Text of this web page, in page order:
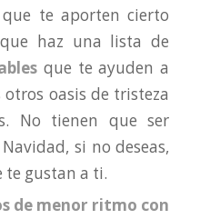
te aporten cierto
haz una lista de
que te ayuden a
oasis de tristeza
No tienen que ser
si no deseas,
te gustan a ti.
de menor ritmo con